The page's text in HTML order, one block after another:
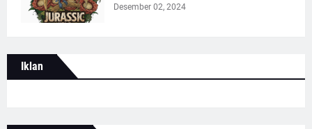
Desember 02, 2024
Iklan